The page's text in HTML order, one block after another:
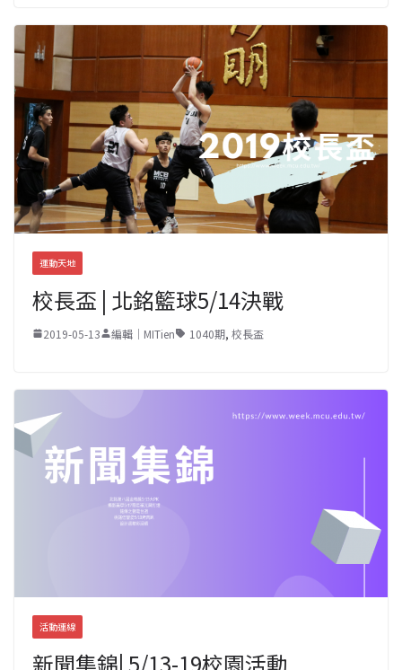
運動天地
校長盃 | 北銘籃球5/14決戰
2019-05-13 編輯｜MITien 1040期, 校長盃
活動連線
新聞集錦| 5/13-19校園活動